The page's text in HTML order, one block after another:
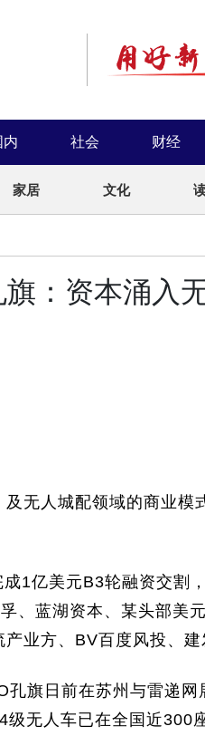
内 社会 财经
家居 文化
：资本涌入
无人城配领域的商业
1亿美元B3轮融资交割
、蓝湖资本、某头部美
业方、BV百度风投、
孔旗日前在苏州与雷递
级无人车已在全国近300